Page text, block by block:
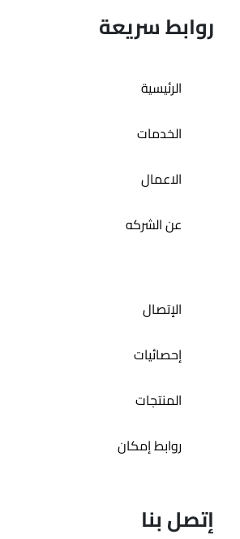
إدارة السوشيال ميديا لمطعم
روابط سريعة
الرئيسية
الخدمات
الاعمال
عن الشركه
الإتصال
إحصائيات
المنتجات
روابط إمكان
إتصل بنا